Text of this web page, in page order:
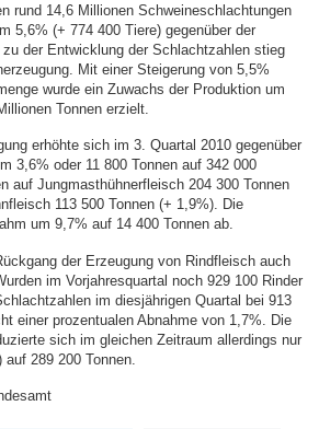
rund 14,6 Millionen Schweineschlachtungen
5,6% (+ 774 400 Tiere) gegenüber der
zu der Entwicklung der Schlachtzahlen stieg
Mit einer Steigerung von 5,5%
wurde ein Zuwachs der Produktion um
Tonnen erzielt.
erhöhte sich im 3. Quartal 2010 gegenüber
3,6% oder 11 800 Tonnen auf 342 000
auf Jungmasthühnerfleisch 204 300 Tonnen
113 500 Tonnen (+ 1,9%). Die
um 9,7% auf 14 400 Tonnen ab.
der Erzeugung von Rindfleisch auch
im Vorjahresquartal noch 929 100 Rinder
im diesjährigen Quartal bei 913
einer prozentualen Abnahme von 1,7%. Die
sich im gleichen Zeitraum allerdings nur
289 200 Tonnen.